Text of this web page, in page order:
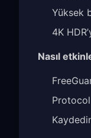
Yüksek
4K
Nasıl